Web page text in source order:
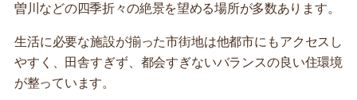
曽川などの四季折々の絶景を望める場所が多数あります。
生活に必要な施設が揃った市街地は他都市にもアクセスし
やすく、田舎すぎず、都会すぎないバランスの良い住環境
が整っています。